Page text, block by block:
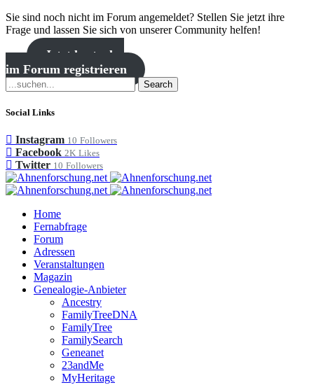
Sie sind noch nicht im Forum angemeldet? Stellen Sie jetzt ihre
Frage und lassen Sie sich von unserer Community helfen!
Jetzt kostenlos
im Forum registrieren
Search
Social Links
Instagram 10 Followers
Facebook 2K Likes
Twitter 10 Followers
Home
Fernabfrage
Forum
Adressen
Veranstaltungen
Magazin
Genealogie-Anbieter
Ancestry
FamilyTreeDNA
FamilyTree
FamilySearch
Geneanet
23andMe
MyHeritage